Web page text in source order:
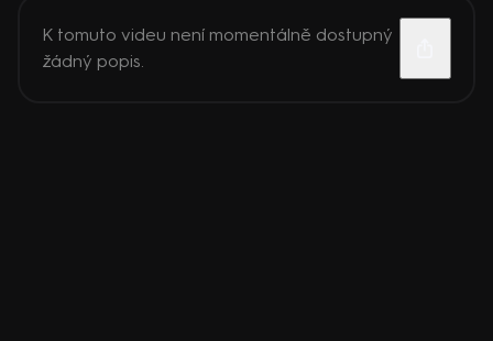
K tomuto videu není momentálně dostupný
žádný popis.